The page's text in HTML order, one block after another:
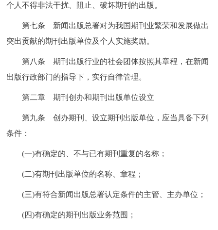
个人不得非法干扰、阻止、破坏期刊的出版。
第七条 新闻出版总署对为我国期刊业繁荣和发展做出
突出贡献的期刊出版单位及个人实施奖励。
第八条 期刊出版行业的社会团体按照其章程，在新闻
出版行政部门的指导下，实行自律管理。
第二章 期刊创办和期刊出版单位设立
第九条 创办期刊、设立期刊出版单位，应当具备下列
条件：
(一)有确定的、不与已有期刊重复的名称；
(二)有期刊出版单位的名称、章程；
(三)有符合新闻出版总署认定条件的主管、主办单位；
(四)有确定的期刊出版业务范围；